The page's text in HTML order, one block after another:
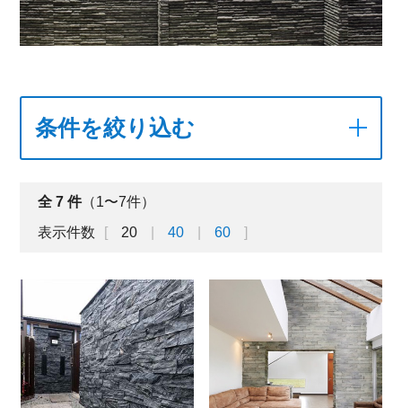
条件を絞り込む
全7 件（1〜7件）
表示件数
20 40 60